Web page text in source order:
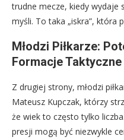
trudne mecze, kiedy wydaje
myśli. To taka „iskra”, która
Młodzi Piłkarze:
Formacje Taktyczne
Z drugiej strony, młodzi
Mateusz Kupczak, którzy
że wiek to często tylko
presji mogą być niezwykle